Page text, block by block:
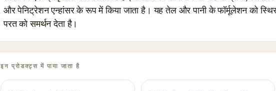
और पेनिट्रेशन एन्हांसर के रूप में किया जाता है। यह तेल और पानी के फॉर्मूलेशन को
परत को समर्थन देता है।
इन प्रोडक्ट्स में पाया जाता है